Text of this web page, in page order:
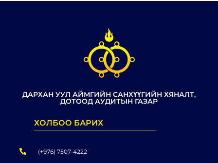
ДАРХАН УУЛ АЙМГИЙН САНХҮҮГИЙН ХЯНАЛТ,
ДОТООД АУДИТЫН ГАЗАР
ХОЛБОО БАРИХ
(+976) 7507-4222